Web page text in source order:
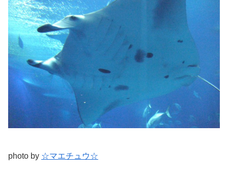
photo by ☆マエチュウ☆